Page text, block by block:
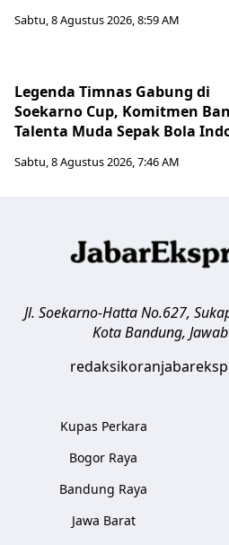
Sabtu, 8 Agustus 2026, 8:59 AM
Legenda Timnas Gabung di
Soekarno Cup, Komitmen
Talenta Muda Sepak Bola
Sabtu, 8 Agustus 2026, 7:46 AM
Jl. Soekarno-Hatta No.627,
Kota Bandung,
Kupas Perkara
Bogor Raya
Bandung Raya
Jawa Barat